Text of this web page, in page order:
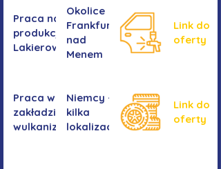
Praca na
produkcji -
Lakierowanie
Okolice
Frankfurtu
nad
Menem
Link do
oferty
Praca w
zakładzie
wulkanizacyjnym
Niemcy -
kilka
lokalizacji
Link do
oferty